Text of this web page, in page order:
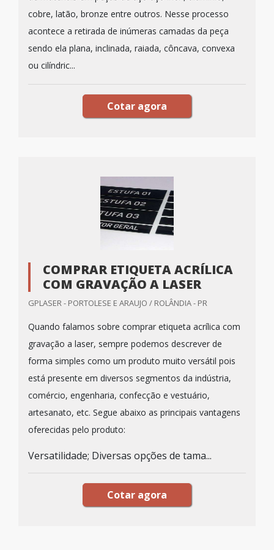
cobre, latão, bronze entre outros. Nesse processo
acontece a retirada de inúmeras camadas da peça
sendo ela plana, inclinada, raiada, côncava, convexa
ou cilíndric...
Cotar agora
COMPRAR ETIQUETA ACRÍLICA
COM GRAVAÇÃO A LASER
GPLASER - PORTOLESE E ARAUJO / ROLÂNDIA - PR
Quando falamos sobre comprar etiqueta acrílica com
gravação a laser, sempre podemos descrever de
forma simples como um produto muito versátil pois
está presente em diversos segmentos da indústria,
comércio, engenharia, confecção e vestuário,
artesanato, etc. Segue abaixo as principais vantagens
oferecidas pelo produto:
Versatilidade; Diversas opções de tama...
Cotar agora